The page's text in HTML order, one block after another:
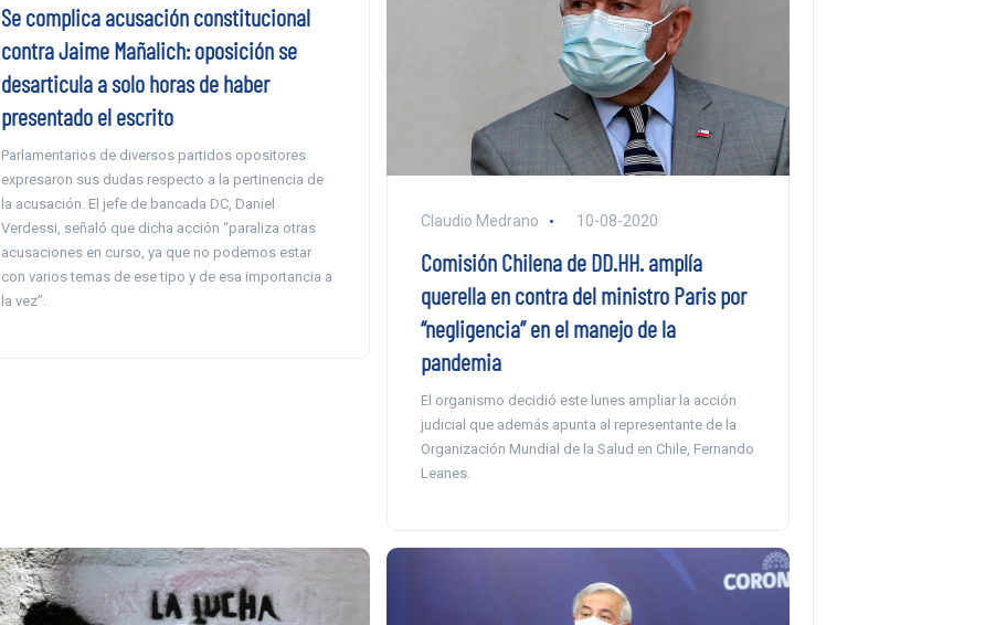
Se complica acusación constitucional
contra Jaime Mañalich: oposición se
desarticula a solo horas de haber
presentado el escrito
Parlamentarios de diversos partidos opositores
expresaron sus dudas respecto a la pertinencia de
la acusación. El jefe de bancada DC, Daniel
Verdessi, señaló que dicha acción “paraliza otras
acusaciones en curso, ya que no podemos estar
con varios temas de ese tipo y de esa importancia a
la vez”.
Claudio Medrano 10-08-2020
Comisión Chilena de DD.HH. amplía
querella en contra del ministro Paris por
“negligencia” en el manejo de la
pandemia
El organismo decidió este lunes ampliar la acción
judicial que además apunta al representante de la
Organización Mundial de la Salud en Chile, Fernando
Leanes.